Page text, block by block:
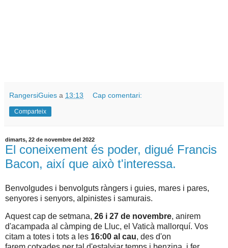
RangersiGuies a 13:13 Cap comentari:
Comparteix
dimarts, 22 de novembre del 2022
El coneixement és poder, digué Francis
Bacon, així que això t'interessa.
Benvolgudes i benvolguts ràngers i guies, mares i pares,
senyores i senyors, alpinistes i samurais.
Aquest cap de setmana, 26 i 27 de novembre, anirem
d'acampada al càmping de Lluc, el Vaticà mallorquí. Vos
citam a totes i tots a les 16:00 al cau, des d'on